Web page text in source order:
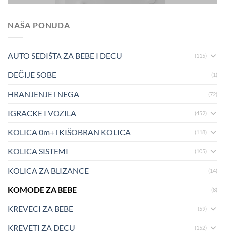
NAŠA PONUDA
AUTO SEDIŠTA ZA BEBE I DECU (115)
DEČIJE SOBE (1)
HRANJENJE i NEGA (72)
IGRACKE I VOZILA (452)
KOLICA 0m+ i KIŠOBRAN KOLICA (118)
KOLICA SISTEMI (105)
KOLICA ZA BLIZANCE (14)
KOMODE ZA BEBE (8)
KREVECI ZA BEBE (59)
KREVETI ZA DECU (152)